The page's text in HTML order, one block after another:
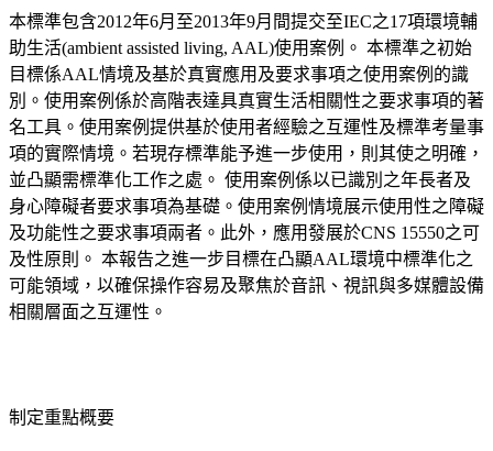
本標準包含2012年6月至2013年9月間提交至IEC之17項環境輔
助生活(ambient assisted living, AAL)使用案例。 本標準之初始
目標係AAL情境及基於真實應用及要求事項之使用案例的識
別。使用案例係於高階表達具真實生活相關性之要求事項的著
名工具。使用案例提供基於使用者經驗之互運性及標準考量事
項的實際情境。若現存標準能予進一步使用，則其使之明確，
並凸顯需標準化工作之處。 使用案例係以已識別之年長者及
身心障礙者要求事項為基礎。使用案例情境展示使用性之障礙
及功能性之要求事項兩者。此外，應用發展於CNS 15550之可
及性原則。 本報告之進一步目標在凸顯AAL環境中標準化之
可能領域，以確保操作容易及聚焦於音訊、視訊與多媒體設備
相關層面之互運性。
制定重點概要